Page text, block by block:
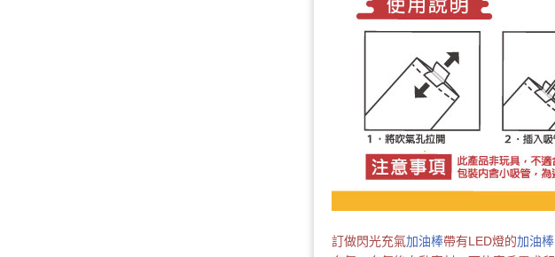
訂做閃光充氣加油棒帶有LED燈的加油棒